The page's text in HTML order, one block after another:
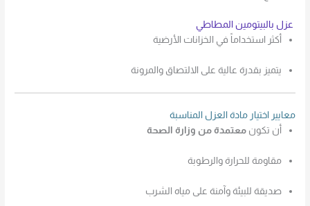
عزل بالبيتومين المطاطي
أكثر استخداماً في الخزانات الأرضية
يتميز بقدرة عالية على الالتصاق والمرونة
معايير اختيار مادة العزل المناسبة
أن تكونمعتمدة من وزارة الصحة
مقاومة للحرارة والرطوبة
صديقة للبيئة وآمنة على مياه الشرب